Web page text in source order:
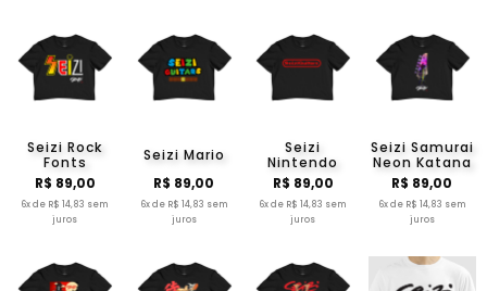
Seizi Rock
Fonts
R$ 89,00
6x de R$ 14,83 sem
juros
Seizi Mario
R$ 89,00
6x de R$ 14,83 sem
juros
Seizi
Nintendo
R$ 89,00
6x de R$ 14,83 sem
juros
Seizi Samurai
Neon Katana
R$ 89,00
6x de R$ 14,83 sem
juros